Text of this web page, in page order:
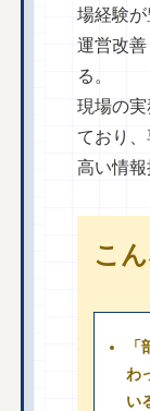
場経験
運営改
る。
現場の
ており
高い情報
こ
わ
い